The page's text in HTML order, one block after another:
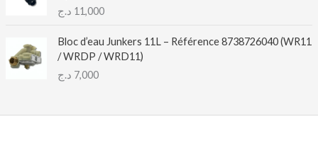
11,000 د.ج
Bloc d’eau Junkers 11L – Référence 8738726040 (WR11
/ WRDP / WRD11)
7,000 د.ج